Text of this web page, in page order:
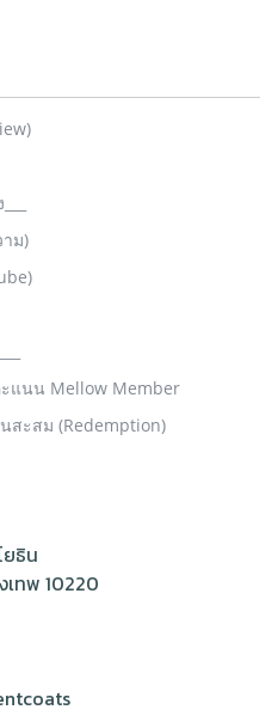
ม)
แนน Mellow Member
สะสม (Redemption)
ธิน
เทพ 10220